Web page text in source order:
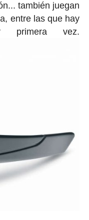
también juegan
entre las que hay
vez.